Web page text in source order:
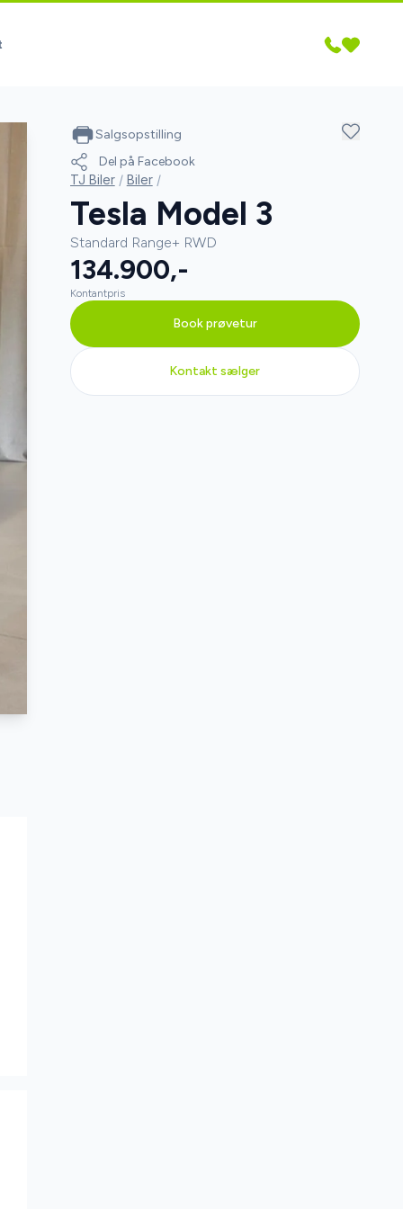
Salgsopstilling
Del på Facebook
TJ Biler / Biler /
Tesla Model 3
Standard Range+ RWD
134.900,-
Kontantpris
Book prøvetur
Kontakt sælger